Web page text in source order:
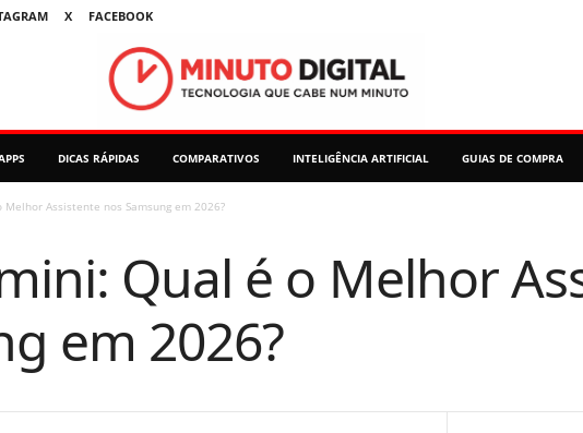
X FACEBOOK
DICAS RÁPIDAS COMPARATIVOS INTELIGÊNCIA ARTIFICIAL GUIAS DE COMPRA
Melhor Assistente nos Samsung em 2026?
Qual é o Melhor
em 2026?